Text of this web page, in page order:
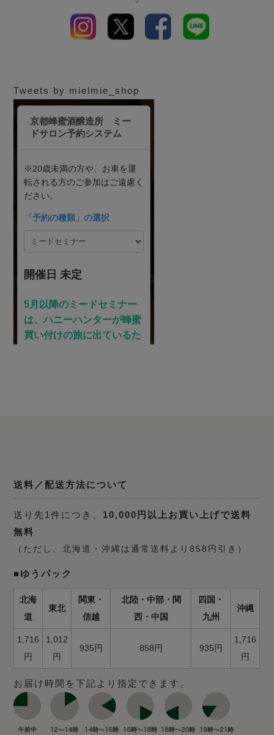
Tweets by mielmie_shop
送料／配送方法について
送り先1件につき、 10,000円以上お買い上げで送料
無料
（ただし、北海道・沖縄は通常送料より858円引き）
■ゆうパック
北海
道
東北
関東・
信越
北陸・中部・関
西・中国
四国・
九州
沖縄
1,716
円
1,012
円
935円 858円 935円
1,716
円
お届け時間を下記より指定できます。